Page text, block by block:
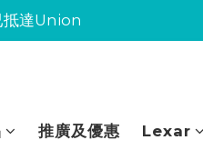
抵達Union
抵達Union
達Union
推廣及優惠 Lexar